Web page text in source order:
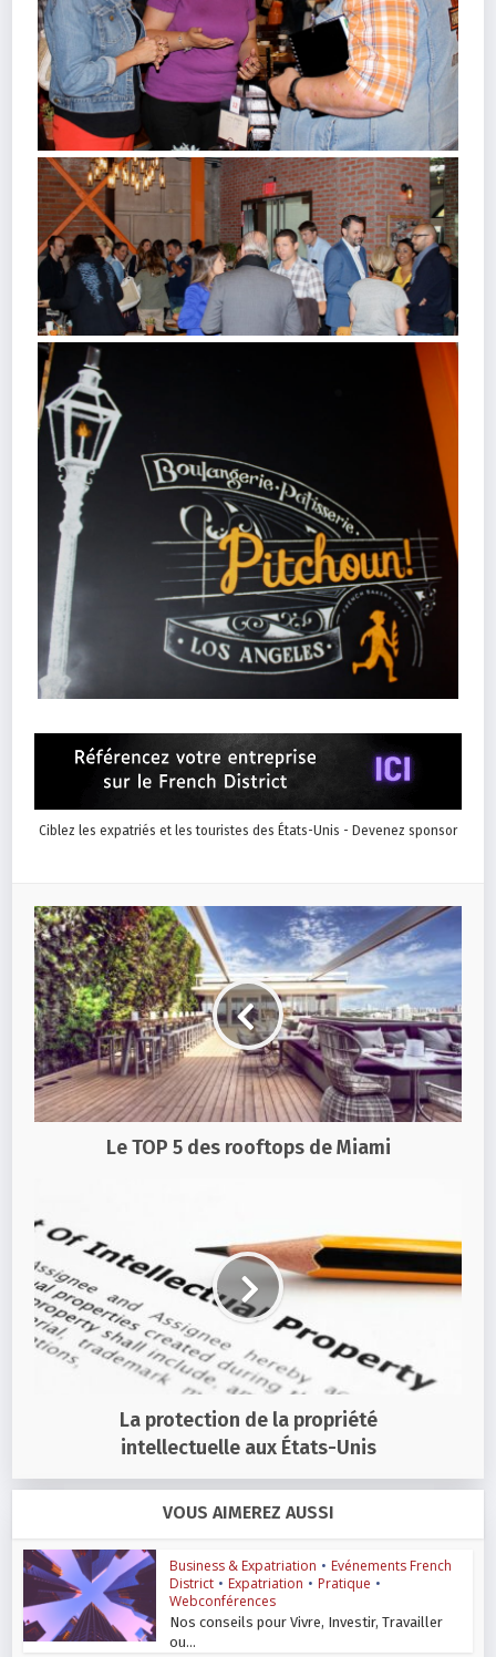
Ciblez les expatriés et les touristes des États-Unis - Devenez sponsor
Le TOP 5 des rooftops de Miami
La protection de la propriété
intellectuelle aux États-Unis
VOUS AIMEREZ AUSSI
Business & Expatriation • Evénements French
District • Expatriation • Pratique •
Webconférences
Nos conseils pour Vivre, Investir, Travailler
ou...